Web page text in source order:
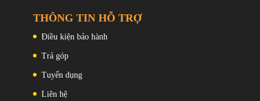
tám (2x2,8 GHz Cortex-
GHz Cortex-A510)
GB , LPPDR5
SIM Hỗ trợ 5G
Po 5000 mAh , Sạc 120W
100% trong 19 phút
SIM: 2 Nano SIM Hỗ trợ 5G
Pin, sạc:Li-Po 4400 mAh , 120W có
THÔNG TIN HỖ TRỢ
Điều kiện bảo hành
Trả góp
Tuyển dụng
Liên hệ